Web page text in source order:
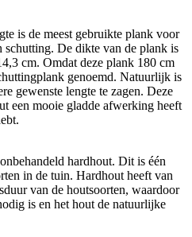
is de meest gebruikte plank voor
schutting. De dikte van de plank is
cm. Omdat deze plank 180 cm
genoemd. Natuurlijk is
gewenste lengte te zagen. Deze
een mooie gladde afwerking heeft
hardhout. Dit is één
in de tuin. Hardhout heeft van
van de houtsoorten, waardoor
is en het hout de natuurlijke